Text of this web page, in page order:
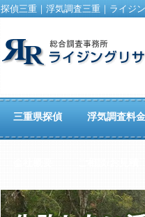
探偵三重｜浮気調査三重｜ライジ
三重県探偵 浮気調査料